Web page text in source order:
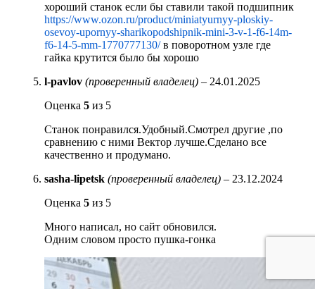
хороший станок если бы ставили такой подшипник
https://www.ozon.ru/product/miniatyurnyy-ploskiy-
osevoy-upornyy-sharikopodshipnik-mini-3-v-1-f6-14m-
f6-14-5-mm-1770777130/в поворотном узле где
гайка крутится было бы хорошо
l-pavlov (проверенный владелец) – 24.01.2025
Оценка 5 из 5
Станок понравился.Удобный.Смотрел другие ,по
сравнению с ними Вектор лучше.Сделано все
качественно и продумано.
sasha-lipetsk (проверенный владелец) – 23.12.2024
Оценка 5 из 5
Много написал, но сайт обновился.
Одним словом просто пушка-гонка